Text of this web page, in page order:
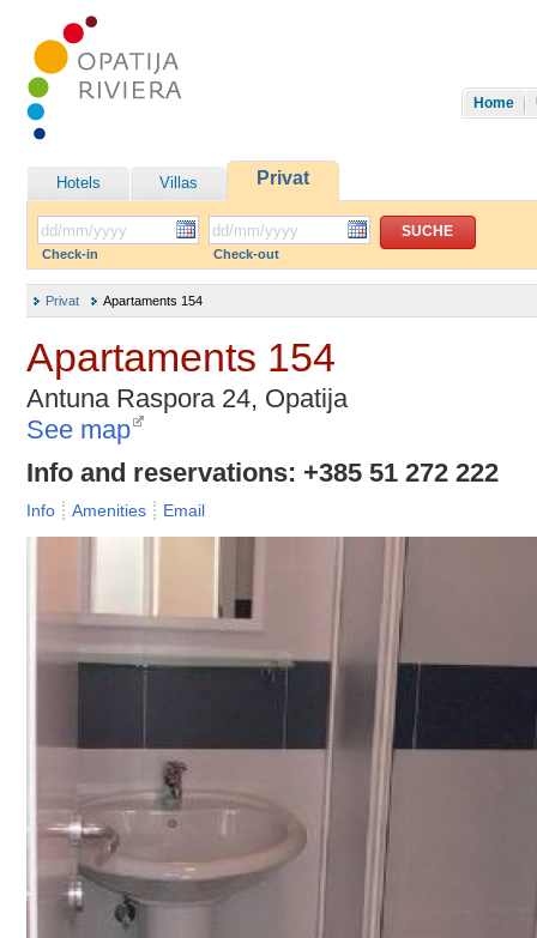
Home
Hotels Villas Privat
Check-in Check-out
Privat Apartaments 154
Apartaments 154
Antuna Raspora 24, Opatija
See map
Info and reservations: +385 51 272 222
Info Amenities Email